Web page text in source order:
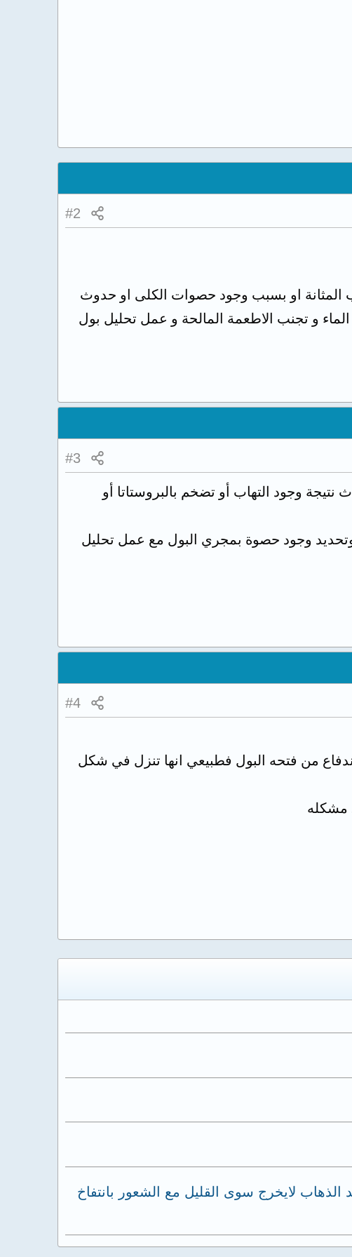
#2
المثانة او بسبب وجود حصوات الكلى او حدوث
و تجنب الاطعمة المالحة و عمل تحليل بول
#3
وجود التهاب أو تضخم بالبروستاتا أو
وجود حصوة بمجري البول مع عمل تحليل
#4
من فتحه البول فطبيعي انها تنزل في شكل
مشكله
لايخرج سوى القليل مع الشعور بانتفاخ